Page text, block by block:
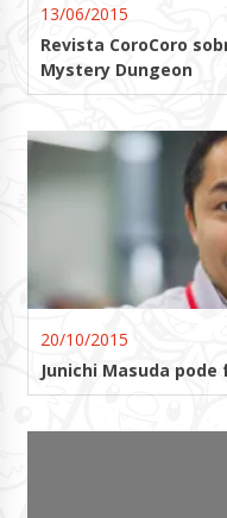
13/06/2015
Revista CoroCoro
Mystery Dungeon
20/10/2015
Junichi Masuda